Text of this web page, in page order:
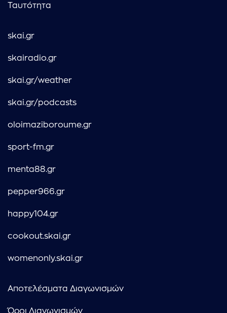
Ταυτότητα
skai.gr
skairadio.gr
skai.gr/weather
skai.gr/podcasts
oloimaziboroume.gr
sport-fm.gr
menta88.gr
pepper966.gr
happy104.gr
cookout.skai.gr
womenonly.skai.gr
Αποτελέσματα Διαγωνισμών
Όροι Διαγωνισμών